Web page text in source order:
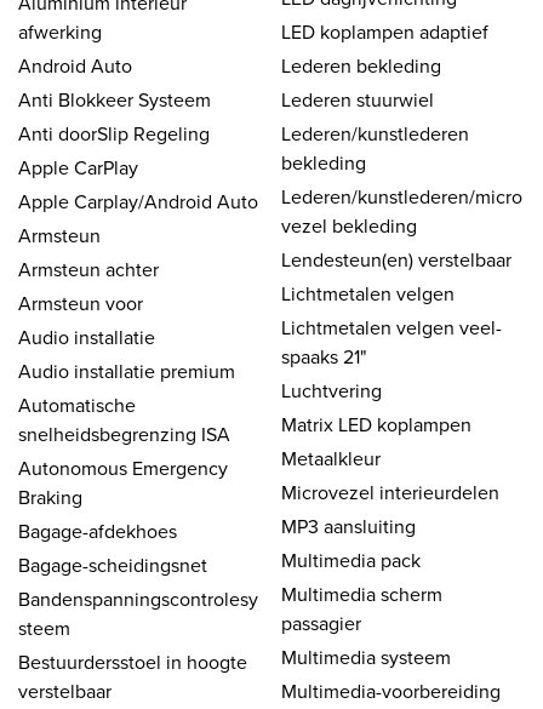
afwerking
Android Auto
Anti Blokkeer Systeem
Anti doorSlip Regeling
Apple CarPlay
Apple Carplay/Android Auto
Armsteun
Armsteun achter
Armsteun voor
Audio installatie
Audio installatie premium
Automatische
snelheidsbegrenzing ISA
Autonomous Emergency
Braking
Bagage-afdekhoes
Bagage-scheidingsnet
Bandenspanningscontrolesy
steem
Bestuurdersstoel in hoogte
verstelbaar
LED koplampen adaptief
Lederen bekleding
Lederen stuurwiel
Lederen/kunstlederen
bekleding
Lederen/kunstlederen/micro
vezel bekleding
Lendesteun(en) verstelbaar
Lichtmetalen velgen
Lichtmetalen velgen veel-
spaaks 21"
Luchtvering
Matrix LED koplampen
Metaalkleur
Microvezel interieurdelen
MP3 aansluiting
Multimedia pack
Multimedia scherm
passagier
Multimedia systeem
Multimedia-voorbereiding